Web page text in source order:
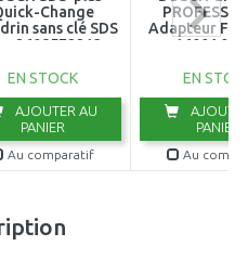
Change
sans clé SDS
2608572213
EN STOCK
AJOUTER AU
PANIER
Au comparatif
Adapteur
EN
PANIER
Au